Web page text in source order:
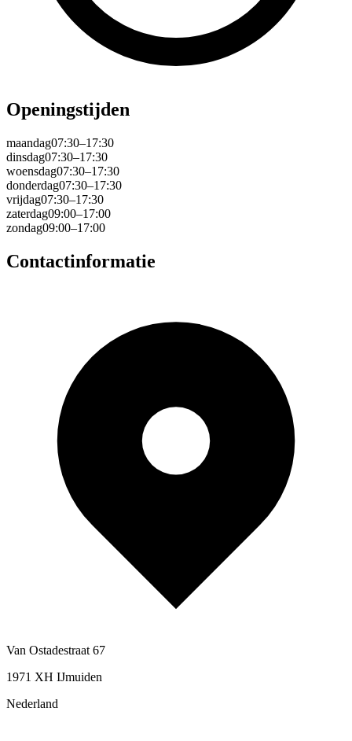
Openingstijden
maandag07:30–17:30
dinsdag07:30–17:30
woensdag07:30–17:30
donderdag07:30–17:30
vrijdag07:30–17:30
zaterdag09:00–17:00
zondag09:00–17:00
Contactinformatie
Van Ostadestraat 67
1971 XH IJmuiden
Nederland